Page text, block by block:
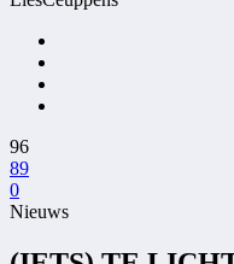
96
89
0
Nieuws